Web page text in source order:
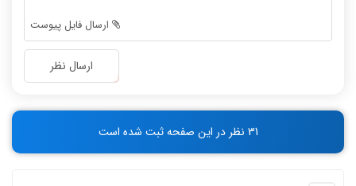
-
-
ارسال نظر
31 نظر در این صفحه ثبت شده است